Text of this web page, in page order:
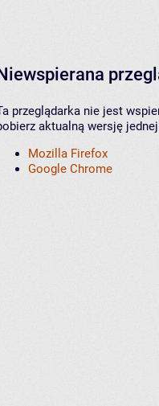
przeglądarka nie jest
aktualną wersję
Mozilla Firefox
Google Chrome